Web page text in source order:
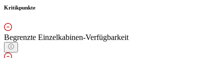
Kritikpunkte
Begrenzte Einzelkabinen-Verfügbarkeit